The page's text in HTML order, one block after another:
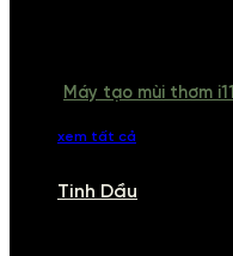
Máy tạo mùi thơm
xem tất cả
Tinh Dầu